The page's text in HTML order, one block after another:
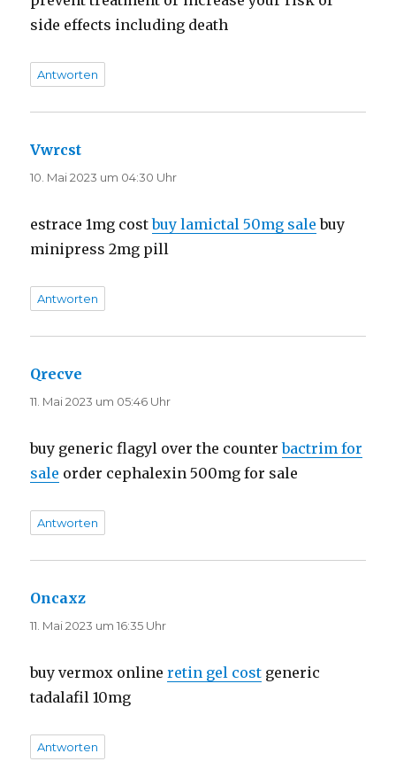
side effects including death
Antworten
Vwrcst
10. Mai 2023 um 04:30 Uhr
estrace 1mg costbuy lamictal 50mg sale buy
minipress 2mg pill
Antworten
Qrecve
11. Mai 2023 um 05:46 Uhr
buy generic flagyl over the counterbactrim for
sale order cephalexin 500mg for sale
Antworten
Oncaxz
11. Mai 2023 um 16:35 Uhr
buy vermox onlineretin gel cost generic
tadalafil 10mg
Antworten